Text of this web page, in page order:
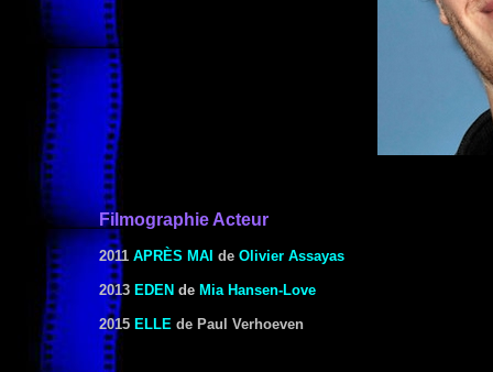
Filmographie Acteur
2011 APRÈS MAI de Olivier Assayas
2013 EDEN de Mia Hansen-Love
2015 ELLE de Paul Verhoeven